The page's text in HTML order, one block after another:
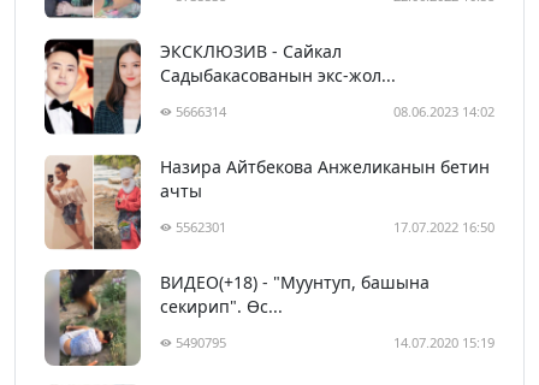
ЭКСКЛЮЗИВ - Сайкал
Садыбакасованын экс-жол...
5666314 08.06.2023 14:02
Назира Айтбекова Анжеликанын бетин
ачты
5562301 17.07.2022 16:50
ВИДЕО(+18) - "Муунтуп, башына
секирип". Өс...
5490795 14.07.2020 15:19